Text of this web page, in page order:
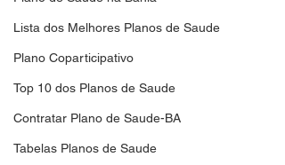
Lista dos Melhores Planos de Saude
Plano Coparticipativo
Top 10 dos Planos de Saude
Contratar Plano de Saude-BA
Tabelas Planos de Saude